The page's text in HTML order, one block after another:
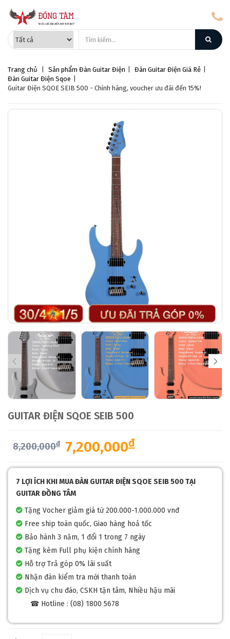
Trang chủ Sản phẩm Đàn Guitar Điện Đàn Guitar Điện Giá Rẻ
Đàn Guitar Điện Sqoe
Guitar Điện SQOE SEIB 500 - Chính hãng, voucher ưu đãi đến 15%!
GUITAR ĐIỆN SQOE SEIB 500
8,200,000đ 7,200,000đ
7 LỢI ÍCH KHI MUA ĐÀN GUITAR ĐIỆN SQOE SEIB 500 TẠI
GUITAR ĐỒNG TÂM
Tặng Vocher giảm giá từ 200.000-1.000.000 vnđ
Free ship toàn quốc, Giao hàng hoả tốc
Bảo hành 3 năm, 1 đổi 1 trong 7 ngày
Tặng kèm Full phụ kiện chính hãng
Hỗ trợ Trả góp 0% lãi suất
Nhận đàn kiểm tra mới thanh toán
Dịch vụ chu đáo, CSKH tận tâm, Nhiều hậu mãi
☎ Hotline : (08) 1800 5678